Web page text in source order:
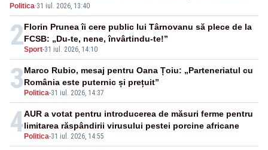
Politica·31 iul. 2026, 13:40
2Sport-31 iul. 2026, 14:10
Florin Prunea îi cere public lui Târnovanu să plece de la
FCSB: „Du-te, nene, învârtindu-te!”
3 Politica-31 iul. 2026, 14:37
Marco Rubio, mesaj pentru Oana Țoiu: „Parteneriatul cu
România este puternic și prețuit”
4 Politica-31 iul. 2026, 14:55
AUR a votat pentru introducerea de măsuri ferme pentru
limitarea răspândirii virusului pestei porcine africane